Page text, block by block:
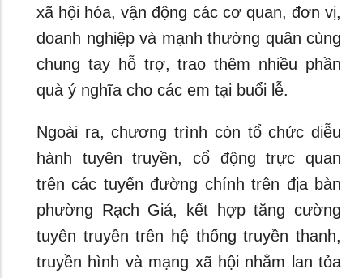
xã hội hóa, vận động các cơ quan, đơn vị,
doanh nghiệp và mạnh thường quân cùng
chung tay hỗ trợ, trao thêm nhiều phần
quà ý nghĩa cho các em tại buổi lễ.
Ngoài ra, chương trình còn tổ chức diễu
hành tuyên truyền, cổ động trực quan
trên các tuyến đường chính trên địa bàn
phường Rạch Giá, kết hợp tăng cường
tuyên truyền trên hệ thống truyền thanh,
truyền hình và mạng xã hội nhằm lan tỏa